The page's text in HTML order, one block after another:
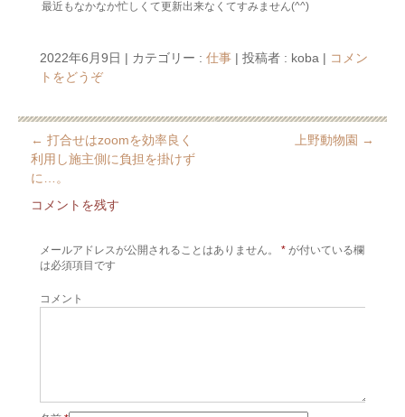
最近もなかなか忙しくて更新出来なくてすみません(^^)
2022年6月9日 | カテゴリー :仕事 |投稿者 : koba | コメン
トをどうぞ
← 打合せはzoomを効率良く
利用し施主側に負担を掛けず
に…。
上野動物園 →
コメントを残す
メールアドレスが公開されることはありません。 * が付いている欄
は必須項目です
コメント